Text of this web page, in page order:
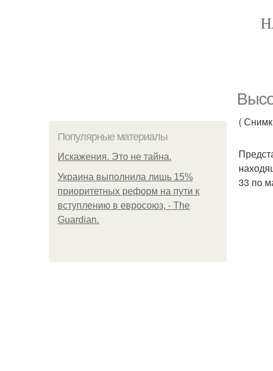
Популярные материалы
Искажения. Это не тайна.
Украина выполнила лишь 15%
приоритетных реформ на пути к
вступлению в евросоюз, - The
Guardian.
(
33 по